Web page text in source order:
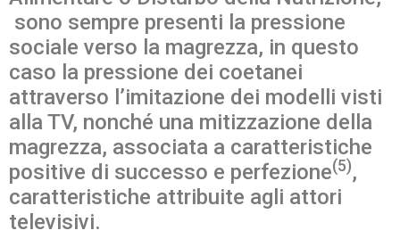
sono sempre presenti la pressione
sociale verso la magrezza, in questo
caso la pressione dei coetanei
attraverso l’imitazione dei modelli visti
alla TV, nonché una mitizzazione della
magrezza, associata a caratteristiche
positive di successo e perfezione(5),
caratteristiche attribuite agli attori
televisivi.